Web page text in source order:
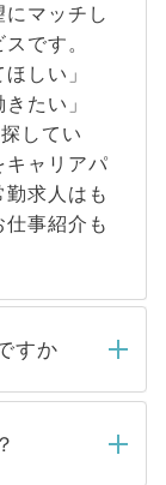
マッチし
です。
しい」
たい」
してい
キャリアパ
求人はも
事紹介も
すか
担当者がご
もしくは